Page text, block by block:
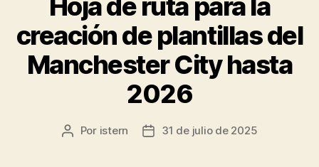
Hoja de ruta para la
creación de plantillas del
Manchester City hasta
2026
Autor
Por istern
Fecha31 de julio de 2025